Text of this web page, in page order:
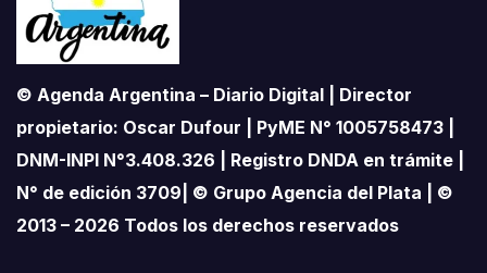
© Agenda Argentina – Diario Digital | Director
propietario: Oscar Dufour | PyME N° 1005758473 |
DNM-INPI N°3.408.326 | Registro DNDA en trámite |
N° de edición 3709| © Grupo Agencia del Plata | ©
2013 – 2026 Todos los derechos reservados